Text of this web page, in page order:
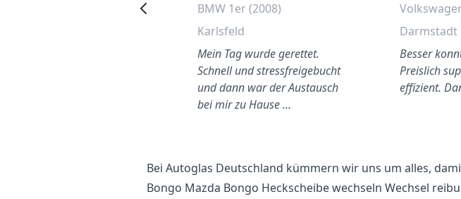
BMW 1er (2008)
Karlsfeld
Mein Tag wurde gerettet.
Schnell und stressfreigebucht
und dann war der Austausch
bei mir zu Hause …
Darmstadt
Besser
Preislich
effizient.
Bei Autoglas Deutschland kümmern wir uns um alles,
Bongo Mazda Bongo Heckscheibe wechseln Wechsel